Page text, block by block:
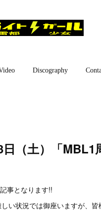
Discography
（土）「MBL1
事となります!!
い状況では御座いますが、